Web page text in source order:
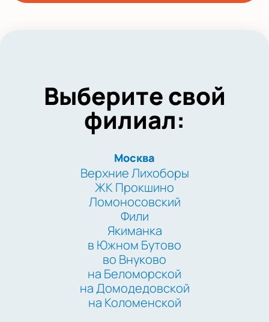
Выберите свой
филиал:
Москва
Верхние Лихоборы
ЖК Прокшино
Ломоносовский
Фили
Якиманка
в Южном Бутово
во Внуково
на Беломорской
на Домодедовской
на Коломенской